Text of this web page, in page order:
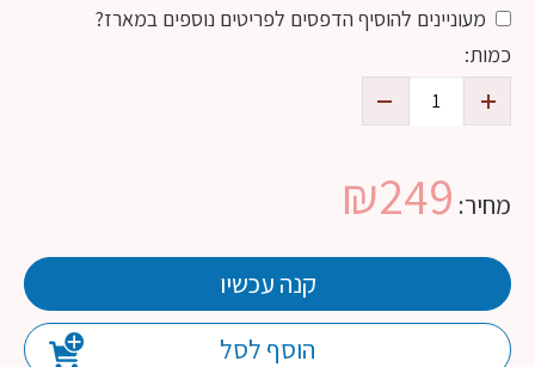
מעוניינים להוסיף הדפסים לפריטים נוספים במארז?
כמות:
מחיר: ₪249
קנה עכשיו
הוסף לסל